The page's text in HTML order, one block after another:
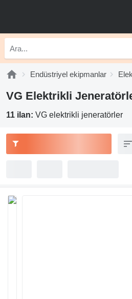
Endüstriyel ekipmanlar
VG Elektrikli
11 ilan: VG elektrikli jeneratörler